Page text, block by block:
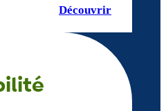
Découvrir